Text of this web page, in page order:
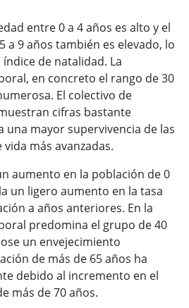
entre 0 a 4 años es alto y el
a 9 años también es elevado, lo
de natalidad. La
en concreto el rango de 30
El colectivo de
cifras bastante
una mayor supervivencia de las
más avanzadas.
aumento en la población de 0
un ligero aumento en la tasa
a años anteriores. En la
predomina el grupo de 40
un envejecimiento
de más de 65 años ha
debido al incremento en el
más de 70 años.